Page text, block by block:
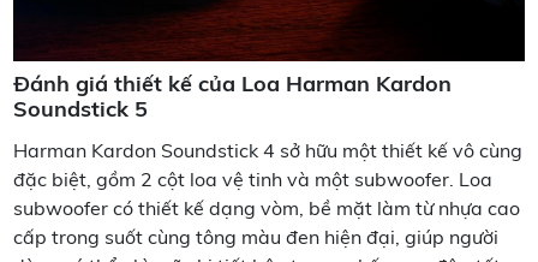
Đánh giá thiết kế của Loa Harman Kardon
Soundstick 5
Harman Kardon Soundstick 4 sở hữu một thiết kế vô cùng
đặc biệt, gồm 2 cột loa vệ tinh và một subwoofer. Loa
subwoofer có thiết kế dạng vòm, bề mặt làm từ nhựa cao
cấp trong suốt cùng tông màu đen hiện đại, giúp người